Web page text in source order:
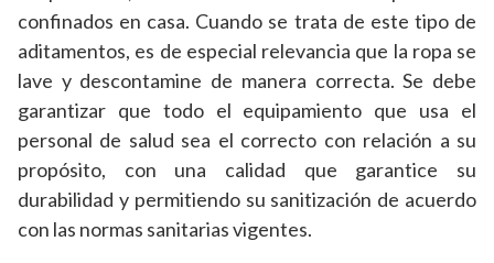
confinados en casa. Cuando se trata de este tipo de
aditamentos, es de especial relevancia que la ropa se
lave y descontamine de manera correcta. Se debe
garantizar que todo el equipamiento que usa el
personal de salud sea el correcto con relación a su
propósito, con una calidad que garantice su
durabilidad y permitiendo su sanitización de acuerdo
con las normas sanitarias vigentes.